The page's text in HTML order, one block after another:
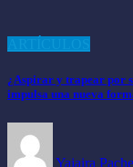
¿Aspirar y trapear por
impulsa una nueva
Yajaira